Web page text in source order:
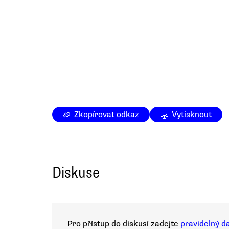
Zkopírovat odkaz Vytisknout
Diskuse
Pro přístup do diskusí zadejte pravidelný